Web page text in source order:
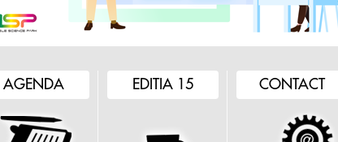
AGENDA EDITIA 15 CONTACT